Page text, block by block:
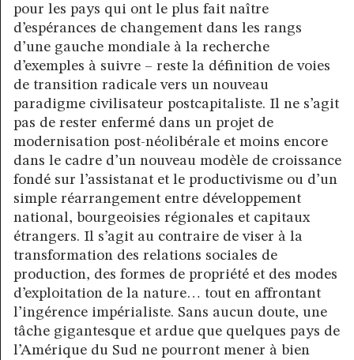
pour les pays qui ont le plus fait naître
d’espérances de changement dans les rangs
d’une gauche mondiale à la recherche
d’exemples à suivre – reste la définition de voies
de transition radicale vers un nouveau
paradigme civilisateur postcapitaliste. Il ne s’agit
pas de rester enfermé dans un projet de
modernisation post-néolibérale et moins encore
dans le cadre d’un nouveau modèle de croissance
fondé sur l’assistanat et le productivisme ou d’un
simple réarrangement entre développement
national, bourgeoisies régionales et capitaux
étrangers. Il s’agit au contraire de viser à la
transformation des relations sociales de
production, des formes de propriété et des modes
d’exploitation de la nature… tout en affrontant
l’ingérence impérialiste. Sans aucun doute, une
tâche gigantesque et ardue que quelques pays de
l’Amérique du Sud ne pourront mener à bien